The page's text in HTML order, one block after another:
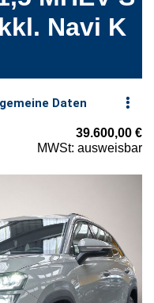
Navi K
Daten
39.600,00 €
MWSt: ausweisbar